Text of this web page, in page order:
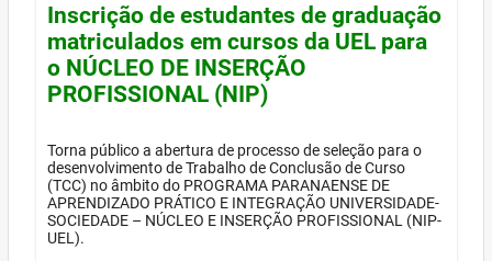
Inscrição de estudantes de graduação
matriculados em cursos da UEL para
o NÚCLEO DE INSERÇÃO
PROFISSIONAL (NIP)
Torna público a abertura de processo de seleção para o
desenvolvimento de Trabalho de Conclusão de Curso
(TCC) no âmbito do PROGRAMA PARANAENSE DE
APRENDIZADO PRÁTICO E INTEGRAÇÃO UNIVERSIDADE-
SOCIEDADE – NÚCLEO E INSERÇÃO PROFISSIONAL (NIP-
UEL).